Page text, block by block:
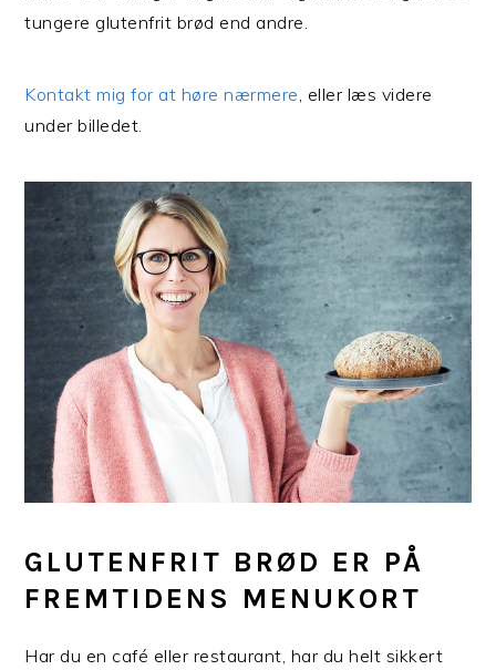
tungere glutenfrit brød end andre.
Kontakt mig for at høre nærmere, eller læs videre
under billedet.
GLUTENFRIT BRØD ER PÅ
FREMTIDENS MENUKORT
Har du en café eller restaurant, har du helt sikkert